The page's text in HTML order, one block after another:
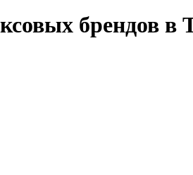
брендов в